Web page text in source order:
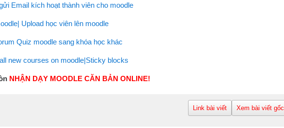
Email kích hoạt thành viên cho moodle
Upload học viên lên moodle
Quiz moodle sang khóa học khác
new courses on moodle|Sticky blocks
NHẬN DẠY MOODLE CĂN BẢN ONLINE!
Link bài viết Xem bài viết gốc